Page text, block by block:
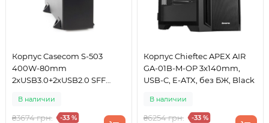
Корпус Casecom S-503
400W-80mm
2xUSB3.0+2xUSB2.0 SFF
В наличии
₴3674 грн. -33 %
Корпус Chieftec APEX AIR
GA-01B-M-OP 3x140mm,
USB-C, E-ATX, без БЖ, Black
В наличии
₴6254 грн. -33 %